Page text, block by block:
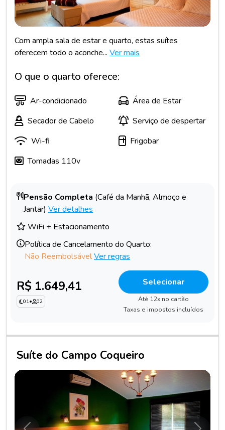
Com ampla sala de estar e quarto, estas suítes
oferecem todo o aconche... Ver mais
O que o quarto oferece:
Ar-condicionado
Área de Estar
Secador de Cabelo
Serviço de despertar
Wi-fi
Frigobar
Tomadas 110v
Pensão Completa (Café da Manhã, Almoço e
Jantar) Ver detalhes
WiFi + Estacionamento
Política de Cancelamento do Quarto:
Não ReembolsávelVer regras
R$ 1.649,41
01• 02
Selecionar
Até 12x no cartão
Taxas e impostos incluídos
Suíte do Campo Coqueiro